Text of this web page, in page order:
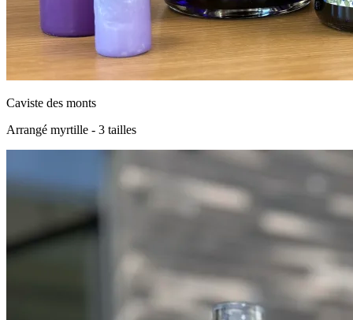
Caviste des monts
Arrangé myrtille - 3 tailles